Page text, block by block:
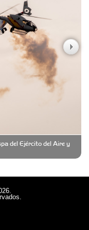
Peña
del Ejército del Aire y